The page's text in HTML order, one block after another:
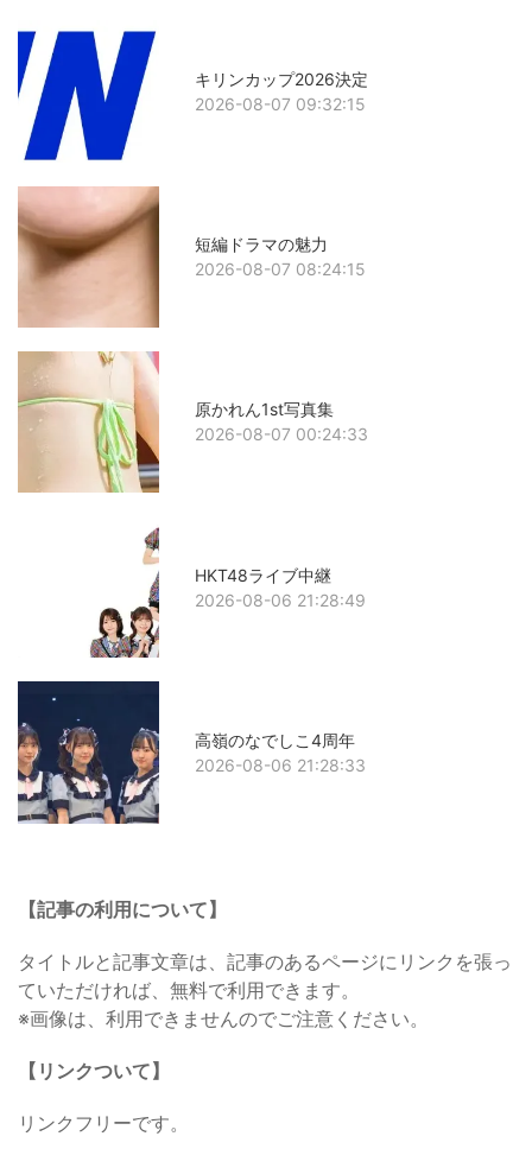
キリンカップ2026決定
2026-08-07 09:32:15
短編ドラマの魅力
2026-08-07 08:24:15
原かれん1st写真集
2026-08-07 00:24:33
HKT48ライブ中継
2026-08-06 21:28:49
高嶺のなでしこ4周年
2026-08-06 21:28:33
【記事の利用について】
タイトルと記事文章は、記事のあるページにリンクを張っ
ていただければ、無料で利用できます。
※画像は、利用できませんのでご注意ください。
【リンクついて】
リンクフリーです。